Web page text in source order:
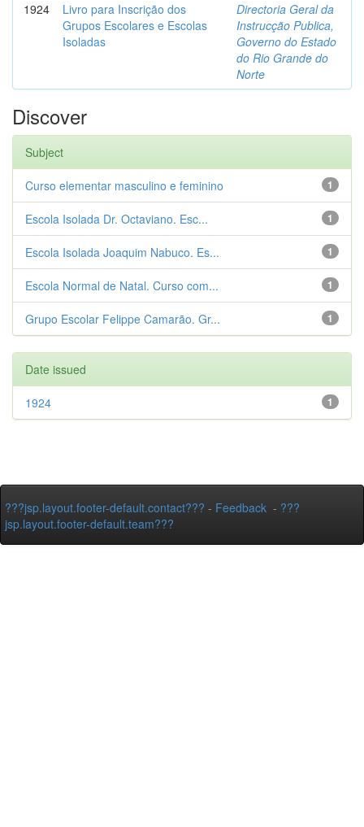
1924
Livro para Inscrição dos
Grupos Escolares e Escolas
Isoladas
Directoria Geral da
Instrucção Publica,
Governo do Estado
do Rio Grande do
Norte
Discover
Subject
1
Curso elementar masculino e feminino
1
Escola Isolada Dr. Octaviano. Esc...
1
Escola Isolada Joaquim Nabuco. Es...
1
Escola Normal de Natal. Curso com...
1
Grupo Escolar Felippe Camarão. Gr...
Date issued
1
1924
???jsp.layout.footer-default.contact??? - Feedback - ???
jsp.layout.footer-default.team???